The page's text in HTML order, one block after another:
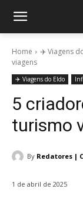
Home ✈️ Viagens
viagens
✈️ Viagens do Eldo
5
turismo
By Redatores |
1 de abril de 2025